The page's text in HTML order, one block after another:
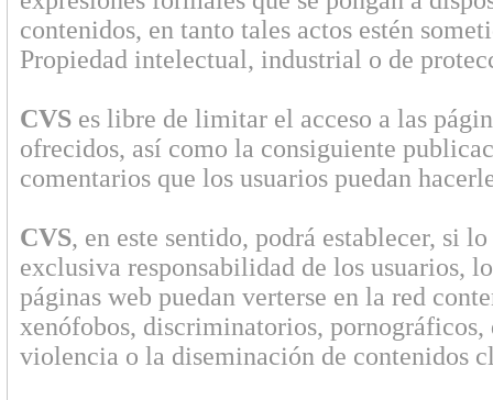
contenidos, en tanto tales actos estén
Propiedad intelectual, industrial o de
CVSes libre de limitar el acceso a las
ofrecidos, así como la consiguiente
comentarios que los usuarios puedan
CVS, en este sentido, podrá establecer, si
exclusiva responsabilidad de los usuarios,
páginas web puedan verterse en la red
xenófobos, discriminatorios,
violencia o la diseminación de contenidos